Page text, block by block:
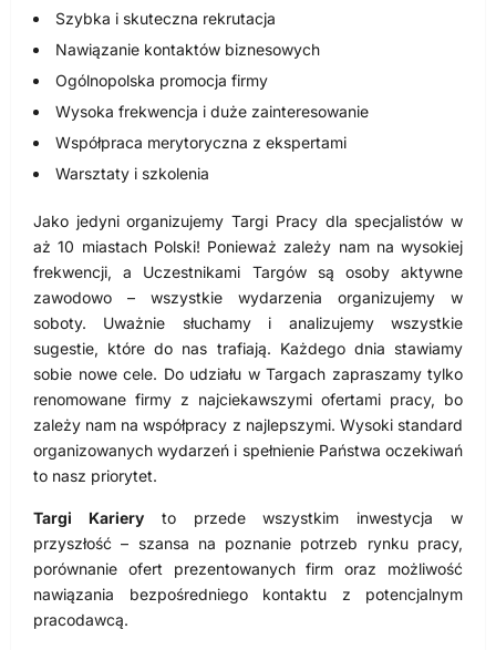
Szybka i skuteczna rekrutacja
Nawiązanie kontaktów biznesowych
Ogólnopolska promocja firmy
Wysoka frekwencja i duże zainteresowanie
Współpraca merytoryczna z ekspertami
Warsztaty i szkolenia
Jako jedyni organizujemy Targi Pracy dla specjalistów w
aż 10 miastach Polski! Ponieważ zależy nam na wysokiej
frekwencji, a Uczestnikami Targów są osoby aktywne
zawodowo – wszystkie wydarzenia organizujemy w
soboty. Uważnie słuchamy i analizujemy wszystkie
sugestie, które do nas trafiają. Każdego dnia stawiamy
sobie nowe cele. Do udziału w Targach zapraszamy tylko
renomowane firmy z najciekawszymi ofertami pracy, bo
zależy nam na współpracy z najlepszymi. Wysoki standard
organizowanych wydarzeń i spełnienie Państwa oczekiwań
to nasz priorytet.
Targi Karieryto przede wszystkim inwestycja w
przyszłość – szansa na poznanie potrzeb rynku pracy,
porównanie ofert prezentowanych firm oraz możliwość
nawiązania bezpośredniego kontaktu z potencjalnym
pracodawcą.